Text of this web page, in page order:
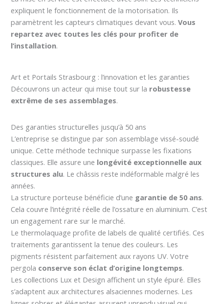
expliquent le fonctionnement de la motorisation. Ils
paramètrent les capteurs climatiques devant vous.Vous
repartez avec toutes les clés pour profiter de
l’installation.
Art et Portails Strasbourg : l’innovation et les garanties
Découvrons un acteur qui mise tout sur la robustesse
extrême de ses assemblages.
Des garanties structurelles jusqu’à 50 ans
L’entreprise se distingue par son assemblage vissé-soudé
unique. Cette méthode technique surpasse les fixations
classiques. Elle assure une longévité exceptionnelle aux
structures alu. Le châssis reste indéformable malgré les
années.
La structure porteuse bénéficie d’une garantie de 50 ans.
Cela couvre l’intégrité réelle de l’ossature en aluminium. C’est
un engagement rare sur le marché.
Le thermolaquage profite de labels de qualité certifiés. Ces
traitements garantissent la tenue des couleurs. Les
pigments résistent parfaitement aux rayons UV. Votre
pergola conserve son éclat d’origine longtemps.
Les collections Lux et Design affichent un style épuré. Elles
s’adaptent aux architectures alsaciennes modernes. Les